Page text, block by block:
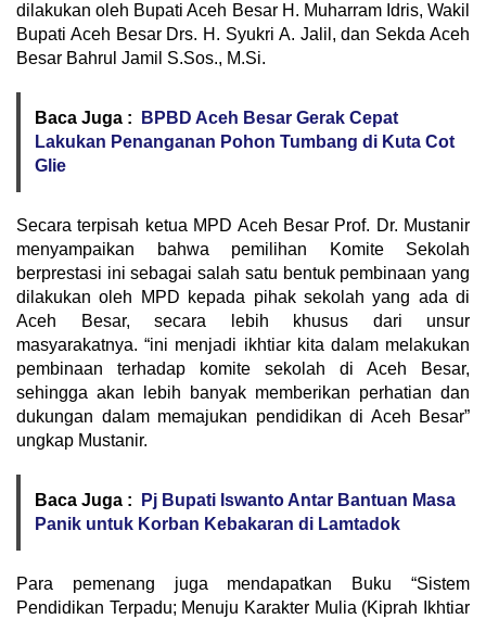
dilakukan oleh Bupati Aceh Besar H. Muharram Idris, Wakil
Bupati Aceh Besar Drs. H. Syukri A. Jalil, dan Sekda Aceh
Besar Bahrul Jamil S.Sos., M.Si.
Baca Juga :
BPBD Aceh Besar Gerak Cepat
Lakukan Penanganan Pohon Tumbang di Kuta Cot
Glie
Secara terpisah ketua MPD Aceh Besar Prof. Dr. Mustanir
menyampaikan bahwa pemilihan Komite Sekolah
berprestasi ini sebagai salah satu bentuk pembinaan yang
dilakukan oleh MPD kepada pihak sekolah yang ada di
Aceh Besar, secara lebih khusus dari unsur
masyarakatnya. “ini menjadi ikhtiar kita dalam melakukan
pembinaan terhadap komite sekolah di Aceh Besar,
sehingga akan lebih banyak memberikan perhatian dan
dukungan dalam memajukan pendidikan di Aceh Besar”
ungkap Mustanir.
Baca Juga :
Pj Bupati Iswanto Antar Bantuan Masa
Panik untuk Korban Kebakaran di Lamtadok
Para pemenang juga mendapatkan Buku “Sistem
Pendidikan Terpadu; Menuju Karakter Mulia (Kiprah Ikhtiar